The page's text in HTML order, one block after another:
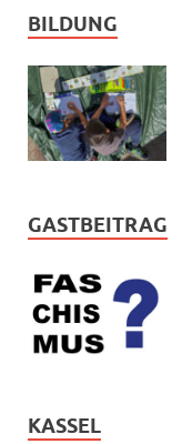
BILDUNG
GASTBEITRAG
KASSEL